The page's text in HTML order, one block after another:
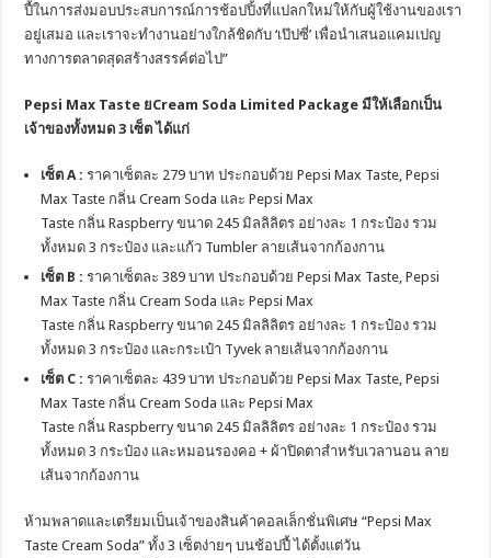
ปี้ในการส่งมอบประสบการณ์การช้อปปิ้งที่แปลกใหม่ให้กับผู้ใช้งานของเรา
อยู่เสมอ และเราจะทำงานอย่างใกล้ชิดกับ ‘เป๊ปซี่’ เพื่อนำเสนอแคมเปญ
ทางการตลาดสุดสร้างสรรค์ต่อไป”
Pepsi Max Taste ยCream Soda Limited Package มีให้เลือกเป็น
เจ้าของทั้งหมด 3 เซ็ต ได้แก่
เซ็ต A :ราคาเซ็ตละ 279 บาท ประกอบด้วย Pepsi Max Taste, Pepsi
Max Taste กลิ่น Cream Soda และ Pepsi Max
Taste กลิ่น Raspberry ขนาด 245 มิลลิลิตร อย่างละ 1 กระป๋อง รวม
ทั้งหมด 3 กระป๋อง และแก้ว Tumbler ลายเส้นจากก้องกาน
เซ็ต B :ราคาเซ็ตละ 389 บาท ประกอบด้วย Pepsi Max Taste, Pepsi
Max Taste กลิ่น Cream Soda และ Pepsi Max
Taste กลิ่น Raspberry ขนาด 245 มิลลิลิตร อย่างละ 1 กระป๋อง รวม
ทั้งหมด 3 กระป๋อง และกระเป๋า Tyvek ลายเส้นจากก้องกาน
เซ็ต C :ราคาเซ็ตละ 439 บาท ประกอบด้วย Pepsi Max Taste, Pepsi
Max Taste กลิ่น Cream Soda และ Pepsi Max
Taste กลิ่น Raspberry ขนาด 245 มิลลิลิตร อย่างละ 1 กระป๋อง รวม
ทั้งหมด 3 กระป๋อง และหมอนรองคอ + ผ้าปิดตาสำหรับเวลานอน ลาย
เส้นจากก้องกาน
ห้ามพลาดและเตรียมเป็นเจ้าของสินค้าคอลเล็กชั่นพิเศษ “Pepsi Max
Taste Cream Soda” ทั้ง 3 เซ็ตง่ายๆ บนช้อปปี้ ได้ตั้งแต่วัน